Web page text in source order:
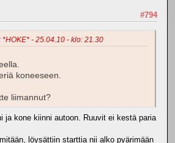
#794
- 25.04.10 - klo: 21.30
koneeseen.
liimannut?
ja kone kiinni autoon. Ruuvit ei kestä paria
löysättiin starttia nii alko pyärimään